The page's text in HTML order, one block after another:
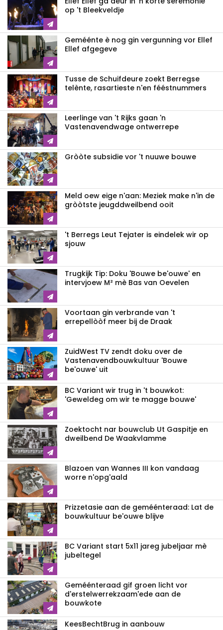
op 't Bleekveldje
Geméénte è nog gin vergunning vor Ellef
Ellef afgegeve
Tusse de Schuifdeure zoekt Berregse
telènte, rasartieste n'en fééstnummers
Leerlinge van 't Rijks gaan 'n
Vastenavendwage ontwerrepe
Gròòte subsidie vor 't nuuwe bouwe
Meld oew eige n'aan: Meziek make n'in de
gròòtste jeugddweilbend ooit
't Berregs Leut Tejater is eindelek wir op
sjouw
Trugkijk Tip: Doku 'Bouwe be'ouwe' en
intervjoew M² mè Bas van Oevelen
Voortaan gin verbrande van 't
errepellòòf meer bij de Draak
ZuidWest TV zendt doku over de
Vastenavend­bouwkultuur 'Bouwe
be'ouwe' uit
BC Variant wir trug in 't bouwkot:
'Geweldeg om wir te magge bouwe'
Zoektocht nar bouwclub Ut Gaspitje en
dweilbend De Waakvlamme
Blazoen van Wannes III kon vandaag
worre n'opg'aald
Prizzetasie aan de geméénteraad: Lat de
bouwkultuur be'ouwe blijve
BC Variant start 5x11 jareg jubeljaar mè
jubeltegel
Geméénteraad gif groen licht vor
d'erstelwerrekzaam'ede aan de
bouwkote
KeesBechtBrug in aanbouw